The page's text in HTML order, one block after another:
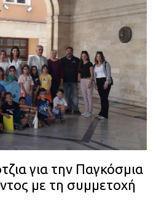
για την Παγκόσμια
με τη συμμετοχή